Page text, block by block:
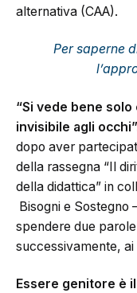
alternativa (CAA).
Per saperne
“Si vede bene
invisibile agli
dopo aver
della rassegna “Il
della didattica” in
Bisogni e Sostegno
spendere due
successivamente,
Essere genitore è